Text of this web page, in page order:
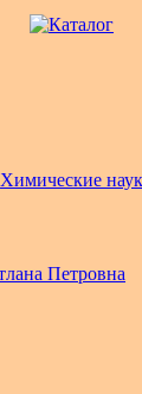
Химические
Петровна